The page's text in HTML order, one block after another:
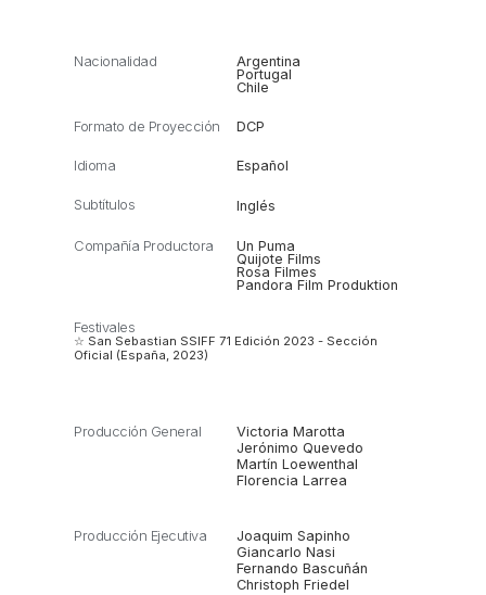
Nacionalidad
Argentina
Portugal
Chile
Formato de Proyección DCP
Idioma Español
Subtítulos Inglés
Compañía Productora
Un Puma
Quijote Films
Rosa Filmes
Pandora Film Produktion
Festivales
☆ San Sebastian SSIFF 71 Edición 2023 - Sección
Oficial (España, 2023)
Producción General
Victoria Marotta
Jerónimo Quevedo
Martín Loewenthal
Florencia Larrea
Producción Ejecutiva
Joaquim Sapinho
Giancarlo Nasi
Fernando Bascuñán
Christoph Friedel